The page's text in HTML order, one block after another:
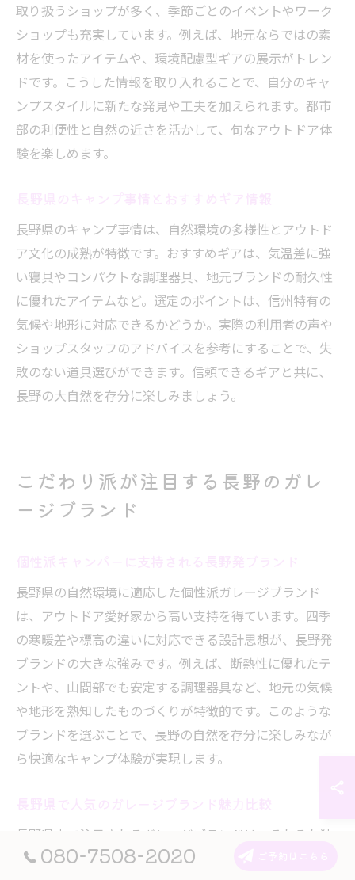
取り扱うショップが多く、季節ごとのイベントやワーク
ショップも充実しています。例えば、地元ならではの素
材を使ったアイテムや、環境配慮型ギアの展示がトレン
ドです。こうした情報を取り入れることで、自分のキャ
ンプスタイルに新たな発見や工夫を加えられます。都市
部の利便性と自然の近さを活かして、旬なアウトドア体
験を楽しめます。
長野県のキャンプ事情は、自然環境の多様性とアウトド
ア文化の成熟が特徴です。おすすめギアは、気温差に強
い寝具やコンパクトな調理器具、地元ブランドの耐久性
に優れたアイテムなど。選定のポイントは、信州特有の
気候や地形に対応できるかどうか。実際の利用者の声や
ショップスタッフのアドバイスを参考にすることで、失
敗のない道具選びができます。信頼できるギアと共に、
長野の大自然を存分に楽しみましょう。
こだわり派が注目する長野のガレ
ージブランド
長野県の自然環境に適応した個性派ガレージブランド
は、アウトドア愛好家から高い支持を得ています。四季
の寒暖差や標高の違いに対応できる設計思想が、長野発
ブランドの大きな強みです。例えば、断熱性に優れたテ
ントや、山間部でも安定する調理器具など、地元の気候
や地形を熟知したものづくりが特徴的です。このような
ブランドを選ぶことで、長野の自然を存分に楽しみなが
ら快適なキャンプ体験が実現します。
長野県内で注目されるガレージブランドは、それぞれ独
自のデザインや機能性で差別化されています。例えば、
080-7508-2020